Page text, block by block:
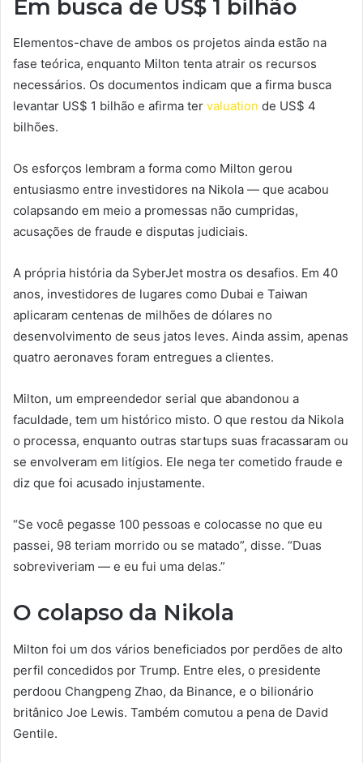
Em busca de US$ 1 bilhão
Elementos-chave de ambos os projetos ainda estão na
fase teórica, enquanto Milton tenta atrair os recursos
necessários. Os documentos indicam que a firma busca
levantar US$ 1 bilhão e afirma ter valuation de US$ 4
bilhões.
Os esforços lembram a forma como Milton gerou
entusiasmo entre investidores na Nikola — que acabou
colapsando em meio a promessas não cumpridas,
acusações de fraude e disputas judiciais.
A própria história da SyberJet mostra os desafios. Em 40
anos, investidores de lugares como Dubai e Taiwan
aplicaram centenas de milhões de dólares no
desenvolvimento de seus jatos leves. Ainda assim, apenas
quatro aeronaves foram entregues a clientes.
Milton, um empreendedor serial que abandonou a
faculdade, tem um histórico misto. O que restou da Nikola
o processa, enquanto outras startups suas fracassaram ou
se envolveram em litígios. Ele nega ter cometido fraude e
diz que foi acusado injustamente.
“Se você pegasse 100 pessoas e colocasse no que eu
passei, 98 teriam morrido ou se matado”, disse. “Duas
sobreviveriam — e eu fui uma delas.”
O colapso da Nikola
Milton foi um dos vários beneficiados por perdões de alto
perfil concedidos por Trump. Entre eles, o presidente
perdoou Changpeng Zhao, da Binance, e o bilionário
britânico Joe Lewis. Também comutou a pena de David
Gentile.